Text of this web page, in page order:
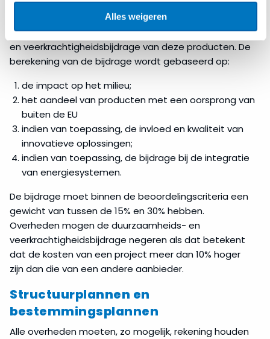
Alles weigeren
duurzaamheid hiervan te stimuleren. Zo moeten
overheden bij aanbestedingen van net-zero
producten rekening houden met de duurzaamheids-
en veerkrachtigheidsbijdrage van deze producten. De
berekening van de bijdrage wordt gebaseerd op:
de impact op het milieu;
het aandeel van producten met een oorsprong van
buiten de EU
indien van toepassing, de invloed en kwaliteit van
innovatieve oplossingen;
indien van toepassing, de bijdrage bij de integratie
van energiesystemen.
De bijdrage moet binnen de beoordelingscriteria een
gewicht van tussen de 15% en 30% hebben.
Overheden mogen de duurzaamheids- en
veerkrachtigheidsbijdrage negeren als dat betekent
dat de kosten van een project meer dan 10% hoger
zijn dan die van een andere aanbieder.
Structuurplannen en
bestemmingsplannen
Alle overheden moeten, zo mogelijk, rekening houden